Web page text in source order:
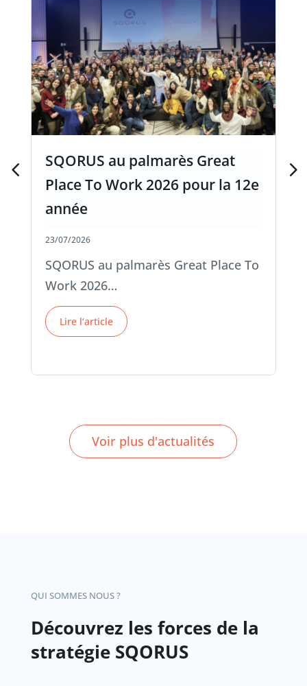
SQORUS au palmarès Great
Place To Work 2026 pour la 12e
année
23/07/2026
SQORUS au palmarès Great Place To
Work 2026…
Lire l‘article
Voir plus d'actualités
QUI SOMMES NOUS ?
Découvrez les forces de la
stratégie SQORUS